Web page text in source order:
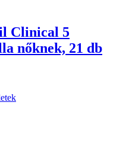
Clinical 5
nőknek, 21 db